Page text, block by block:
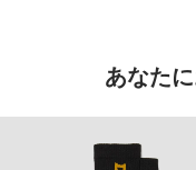
あなた